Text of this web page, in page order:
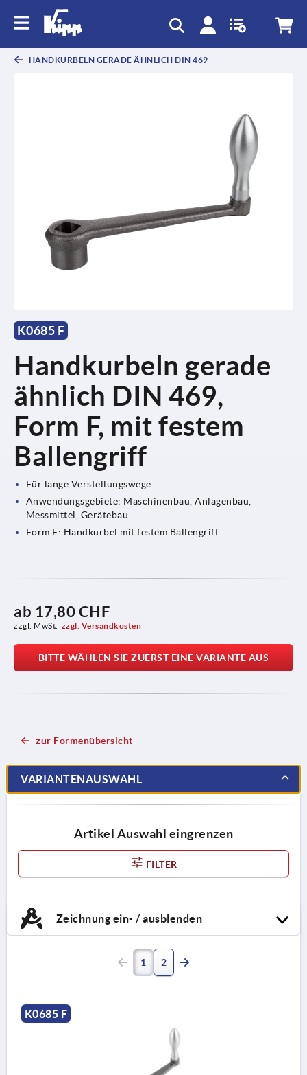
HANDKURBELN GERADE ÄHNLICH DIN 469
K0685 F
Handkurbeln gerade
ähnlich DIN 469,
Form F, mit festem
Ballengriff
Für lange Verstellungswege
Anwendungsgebiete: Maschinenbau, Anlagenbau,
Messmittel, Gerätebau
Form F: Handkurbel mit festem Ballengriff
ab 17,80 CHF
zzgl. MwSt. zzgl. Versandkosten
BITTE WÄHLEN SIE ZUERST EINE VARIANTE AUS
zur Formenübersicht
VARIANTENAUSWAHL
Artikel Auswahl eingrenzen
FILTER
Zeichnung ein- / ausblenden
1 2
K0685 F